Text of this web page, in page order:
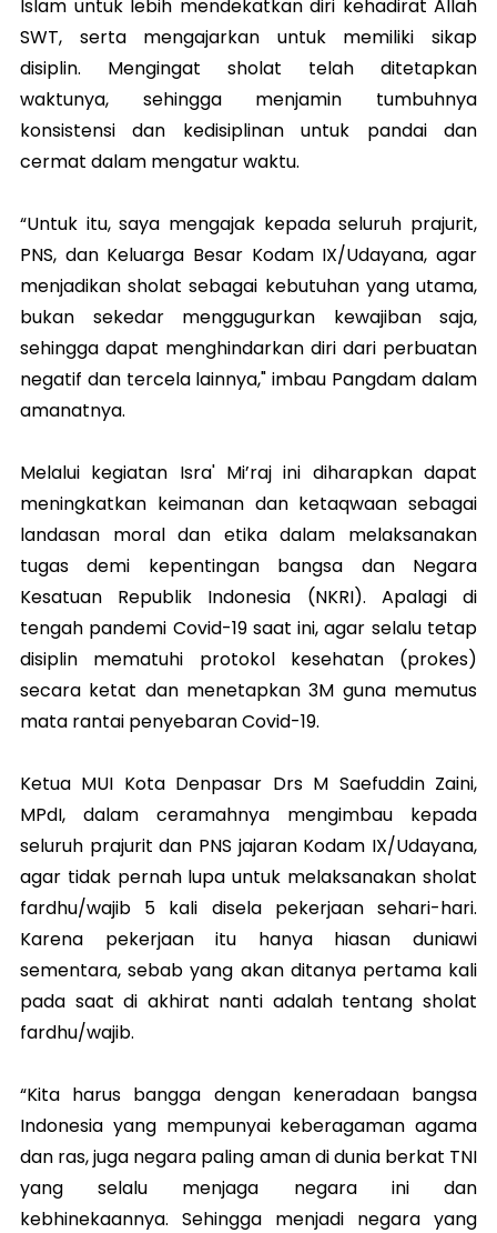
Islam untuk lebih mendekatkan diri kehadirat Allah
SWT, serta mengajarkan untuk memiliki sikap
disiplin. Mengingat sholat telah ditetapkan
waktunya, sehingga menjamin tumbuhnya
konsistensi dan kedisiplinan untuk pandai dan
cermat dalam mengatur waktu.
“Untuk itu, saya mengajak kepada seluruh prajurit,
PNS, dan Keluarga Besar Kodam IX/Udayana, agar
menjadikan sholat sebagai kebutuhan yang utama,
bukan sekedar menggugurkan kewajiban saja,
sehingga dapat menghindarkan diri dari perbuatan
negatif dan tercela lainnya," imbau Pangdam dalam
amanatnya.
Melalui kegiatan Isra' Mi’raj ini diharapkan dapat
meningkatkan keimanan dan ketaqwaan sebagai
landasan moral dan etika dalam melaksanakan
tugas demi kepentingan bangsa dan Negara
Kesatuan Republik Indonesia (NKRI). Apalagi di
tengah pandemi Covid-19 saat ini, agar selalu tetap
disiplin mematuhi protokol kesehatan (prokes)
secara ketat dan menetapkan 3M guna memutus
mata rantai penyebaran Covid-19.
Ketua MUI Kota Denpasar Drs M Saefuddin Zaini,
MPdI, dalam ceramahnya mengimbau kepada
seluruh prajurit dan PNS jajaran Kodam IX/Udayana,
agar tidak pernah lupa untuk melaksanakan sholat
fardhu/wajib 5 kali disela pekerjaan sehari-hari.
Karena pekerjaan itu hanya hiasan duniawi
sementara, sebab yang akan ditanya pertama kali
pada saat di akhirat nanti adalah tentang sholat
fardhu/wajib.
“Kita harus bangga dengan keneradaan bangsa
Indonesia yang mempunyai keberagaman agama
dan ras, juga negara paling aman di dunia berkat TNI
yang selalu menjaga negara ini dan
kebhinekaannya. Sehingga menjadi negara yang